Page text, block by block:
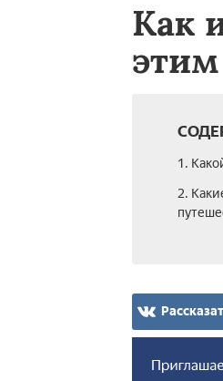
Как
1.
2.